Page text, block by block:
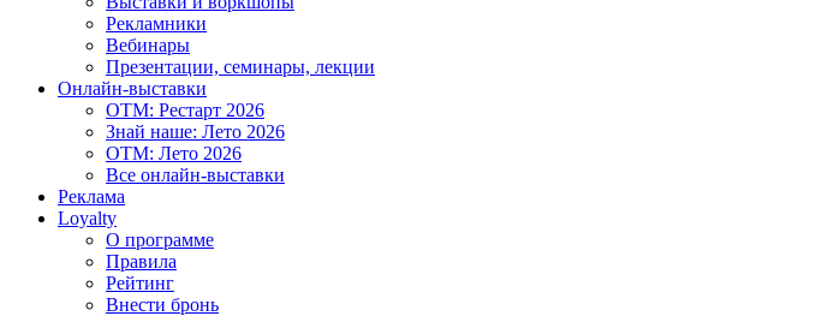
Рекламники
Вебинары
Презентации, семинары, лекции
Онлайн-выставки
OTM: Рестарт 2026
Знай наше: Лето 2026
OTM: Лето 2026
Все онлайн-выставки
Реклама
Loyalty
О программе
Правила
Рейтинг
Внести бронь